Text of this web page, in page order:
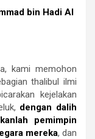
bin Hadi Al
kami memohon
thalibul ilmi
kejelakan
dengan dalih
pemimpin
mereka, dan